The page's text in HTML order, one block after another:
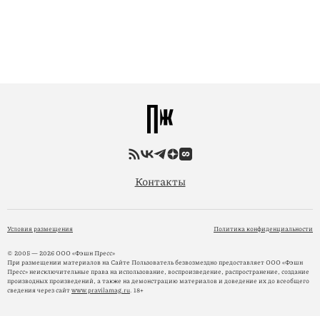
Контакты
Условия размещения Политика конфиденциальности
© 2005 — 2026 ООО «Фэшн Пресс»
При размещении материалов на Сайте Пользователь безвозмездно предоставляет ООО «Фэшн
Пресс» неисключительные права на использование, воспроизведение, распространение, создание
производных произведений, а также на демонстрацию материалов и доведение их до всеобщего
сведения через сайтwww.pravilamag.ru. 18+